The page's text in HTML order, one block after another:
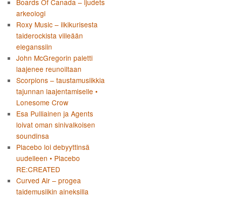
Boards Of Canada – ljudets
arkeologi
Roxy Music – ilkikurisesta
taiderockista viileään
eleganssiin
John McGregorin paletti
laajenee reunoiltaan
Scorpions – taustamusiikkia
tajunnan laajentamiselle •
Lonesome Crow
Esa Pulliainen ja Agents
loivat oman sinivalkoisen
soundinsa
Placebo loi debyyttinsä
uudelleen • Placebo
RE:CREATED
Curved Air – progea
taidemusiikin aineksilla